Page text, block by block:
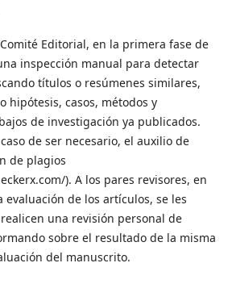
Editorial, en la primera fase de
inspección manual para detectar
títulos o resúmenes similares,
hipótesis, casos, métodos y
de investigación ya publicados.
de ser necesario, el auxilio de
de plagios
). A los pares revisores, en
evaluación de los artículos, se les
una revisión personal de
sobre el resultado de la misma
del manuscrito.